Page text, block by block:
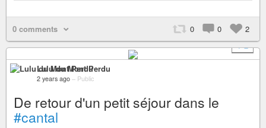
0 comments 0 0
2
+ 2
Lulu du Mont Perdu
2 years ago – Public
De retour d'un petit séjour dans le
#cantal